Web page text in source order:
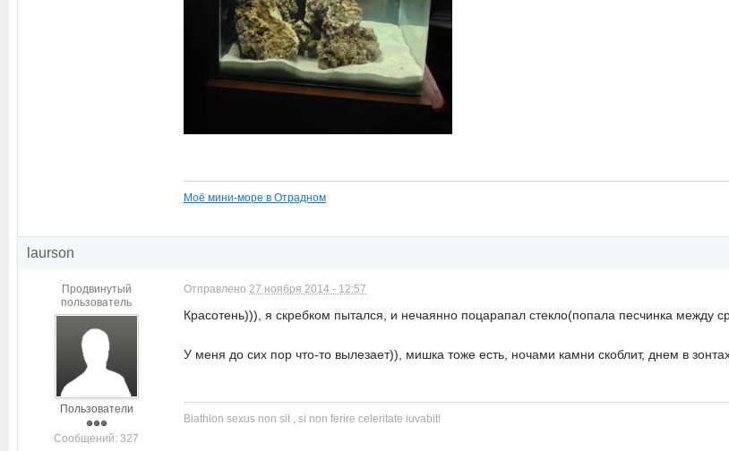
Моё мини-море в Отрадном
laurson
Продвинутый
пользователь
Пользователи
Cообщений: 327
Отправлено 27 ноября 2014 - 12:57
Красотень))), я скребком пытался, и нечаянно поцарапал стекло(попала песчинка между
У меня до сих пор что-то вылезает)), мишка тоже есть, ночами камни скоблит, днем в
Biathlon sexus non sit , si non ferire celeritate iuvabit!